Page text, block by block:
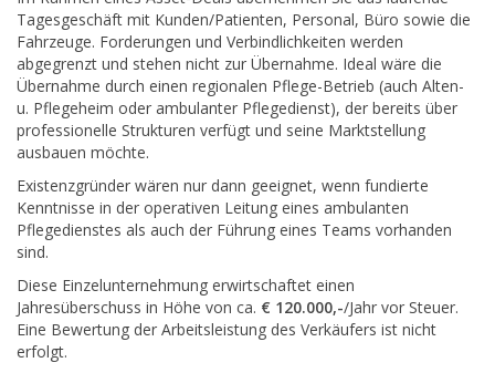
Tagesgeschäft mit Kunden/Patienten, Personal, Büro sowie die
Fahrzeuge. Forderungen und Verbindlichkeiten werden
abgegrenzt und stehen nicht zur Übernahme. Ideal wäre die
Übernahme durch einen regionalen Pflege-Betrieb (auch Alten-
u. Pflegeheim oder ambulanter Pflegedienst), der bereits über
professionelle Strukturen verfügt und seine Marktstellung
ausbauen möchte.
Existenzgründer wären nur dann geeignet, wenn fundierte
Kenntnisse in der operativen Leitung eines ambulanten
Pflegedienstes als auch der Führung eines Teams vorhanden
sind.
Diese Einzelunternehmung erwirtschaftet einen
Jahresüberschuss in Höhe von ca. € 120.000,-/Jahr vor Steuer.
Eine Bewertung der Arbeitsleistung des Verkäufers ist nicht
erfolgt.